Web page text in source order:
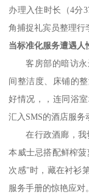
办理入住时长（4分
角捕捉礼宾员整理行
当标准化服务遭遇人
客房部的暗访
间整洁度、 床铺的
好情况，
， 连同浴
汇入 SMS的酒店服务
在行政酒廊，我
本威士忌搭配鲜榨
次感"时，藏在衬衫
服务手册的惊艳应对。